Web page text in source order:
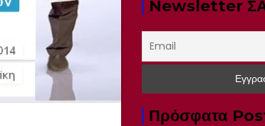
Newsletter
Πρόσφατα